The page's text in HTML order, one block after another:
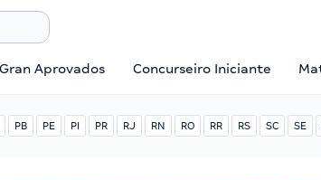
Gran Aprovados Concurseiro Iniciante
PB PE PI PR RJ RN RO RR RS SC SE